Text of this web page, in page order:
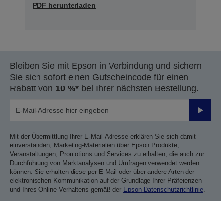
PDF herunterladen
Bleiben Sie mit Epson in Verbindung und sichern
Sie sich sofort einen Gutscheincode für einen
Rabatt von 10 %* bei Ihrer nächsten Bestellung.
Mit der Übermittlung Ihrer E-Mail-Adresse erklären Sie sich damit
einverstanden, Marketing-Materialien über Epson Produkte,
Veranstaltungen, Promotions und Services zu erhalten, die auch zur
Durchführung von Marktanalysen und Umfragen verwendet werden
können. Sie erhalten diese per E-Mail oder über andere Arten der
elektronischen Kommunikation auf der Grundlage Ihrer Präferenzen
und Ihres Online-Verhaltens gemäß der Epson Datenschutzrichtlinie